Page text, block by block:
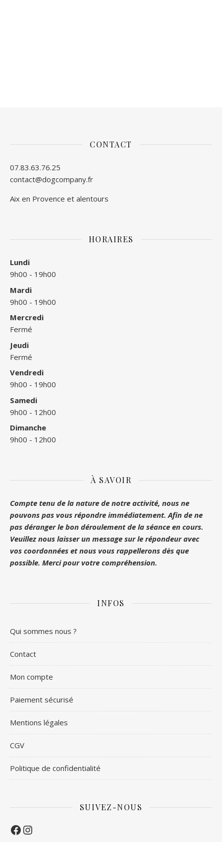
CONTACT
07.83.63.76.25
contact@dogcompany.fr
Aix en Provence et alentours
HORAIRES
Lundi
9h00 - 19h00
Mardi
9h00 - 19h00
Mercredi
Fermé
Jeudi
Fermé
Vendredi
9h00 - 19h00
Samedi
9h00 - 12h00
Dimanche
9h00 - 12h00
À SAVOIR
Compte tenu de la nature de notre activité, nous ne
pouvons pas vous répondre immédiatement. Afin de ne
pas déranger le bon déroulement de la séance en cours.
Veuillez nous laisser un message sur le répondeur avec
vos coordonnées et nous vous rappellerons dès que
possible. Merci pour votre compréhension.
INFOS
Qui sommes nous ?
Contact
Mon compte
Paiement sécurisé
Mentions légales
CGV
Politique de confidentialité
SUIVEZ-NOUS
Facebook
Instagram